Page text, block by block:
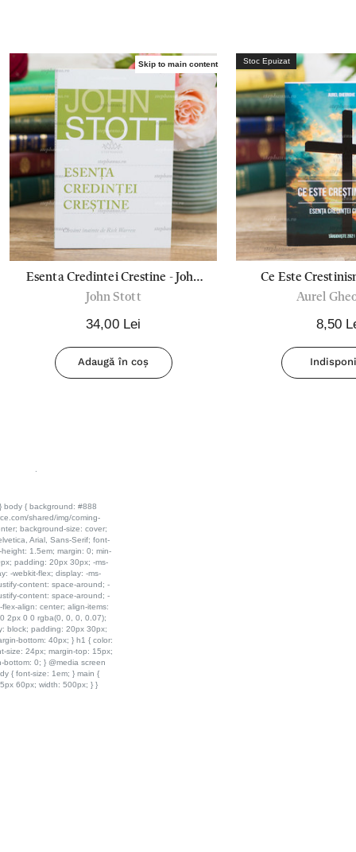
Skip to main content
Esenta Credintei Crestine - John
Stott
John Stott
34,00 Lei
Adaugă în coș
Stoc Epuizat
Ce Este
Credintei
Aurel
8,50
.